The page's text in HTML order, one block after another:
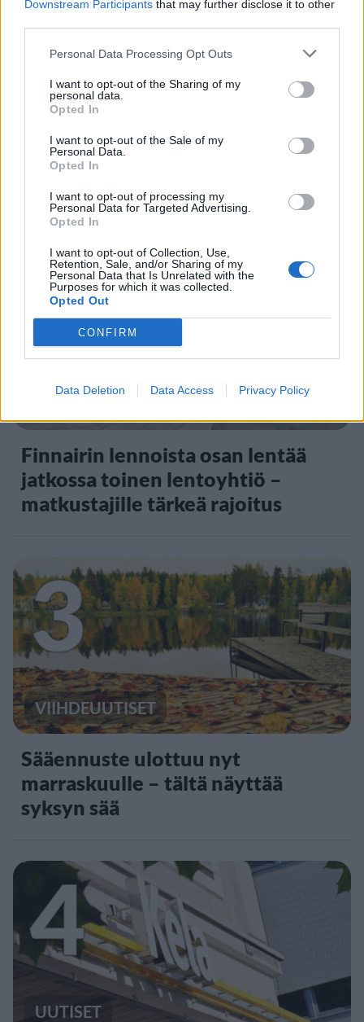
Downstream Participants that may further disclose it to other
Personal Data Processing Opt Outs
I want to opt-out of the Sharing of my
personal data.
Opted In
I want to opt-out of the Sale of my
Personal Data.
Opted In
I want to opt-out of processing my
Personal Data for Targeted Advertising.
Opted In
I want to opt-out of Collection, Use,
Retention, Sale, and/or Sharing of my
Personal Data that Is Unrelated with the
Purposes for which it was collected.
Opted Out
CONFIRM
Data Deletion Data Access Privacy Policy
UUTISET
Leskeneläke ei kuulu kaikille –
Kela muistuttaa tärkeästä
ikärajasta
2
Finnairin lennoista osan lentää
jatkossa toinen lentoyhtiö –
matkustajille tärkeä rajoitus
3
VIIHDEUUTISET
Sääennuste ulottuu nyt
marraskuulle – tältä näyttää
syksyn sää
4
UUTISET